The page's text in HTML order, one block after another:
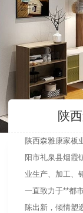
陕
陕西森雅康家板
阳市礼泉县烟霞
业生产、加工、
一直致力于**都
陈出新，倾情塑